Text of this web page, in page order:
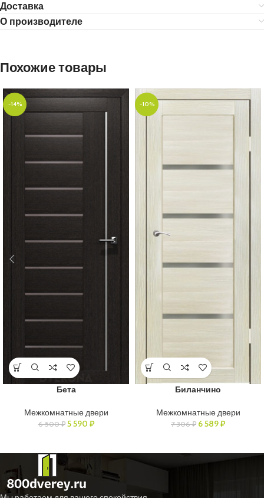
Доставка
О производителе
Похожие товары
-14%
Бета
Межкомнатные двери
6 500₽ 5 590 ₽
-10%
Биланчино
Межкомнатные двери
7 306₽ 6 589₽